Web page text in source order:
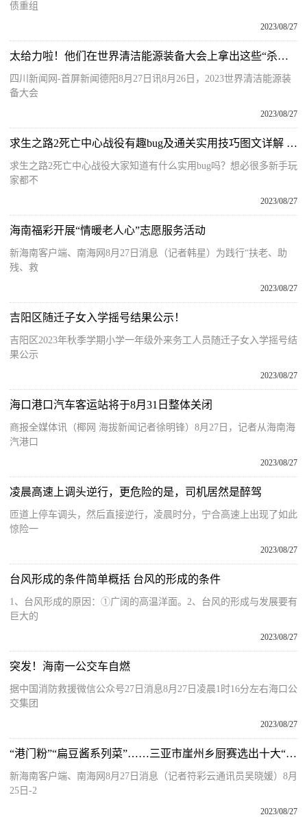
债重组
2023/08/27
太给力啦！他们在世界清洁能源装备大会上拿出这些“杀手锏”
四川新闻网-首屏新闻德阳8月27日讯8月26日，2023世界清洁能源装
备大会
2023/08/27
求生之路2死亡中心战役有趣bug及通关实用技巧图文详解 死亡中心战役介绍
求生之路2死亡中心战役大家知道有什么实用bug吗？想必很多新手玩
家都不
2023/08/27
海南福彩开展“情暖老人心”志愿服务活动
新海南客户端、南海网8月27日消息（记者韩星）为践行“扶老、助
残、救
2023/08/27
吉阳区随迁子女入学摇号结果公示！
吉阳区2023年秋季学期小学一年级外来务工人员随迁子女入学摇号结
果公示
2023/08/27
海口港口汽车客运站将于8月31日整体关闭
商报全媒体讯（椰网 海拔新闻记者徐明锋）8月27日，记者从海南海
汽港口
2023/08/27
凌晨高速上调头逆行，更危险的是，司机居然是醉驾
匝道上停车调头，然后直接逆行，凌晨时分，宁合高速上出现了如此
惊险一
2023/08/27
台风形成的条件简单概括 台风的形成的条件
1、台风形成的原因：①广阔的高温洋面。2、台风的形成与发展要有
巨大的
2023/08/27
突发！海南一公交车自燃
据中国消防救援微信公众号27日消息8月27日凌晨1时16分左右海口公
交集团
2023/08/27
“港门粉”“扁豆酱系列菜”……三亚市崖州乡厨赛选出十大“崖州乡味”
新海南客户端、南海网8月27日消息（记者符彩云通讯员吴晓媛）8月
25日-2
2023/08/27